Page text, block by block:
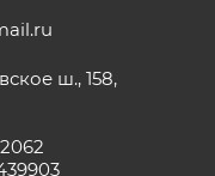
ш., 158,